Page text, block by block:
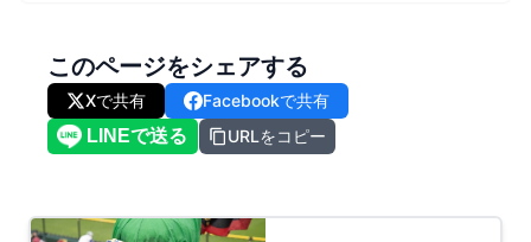
このページをシェアする
Xで共有
Facebookで共有
URLをコピー